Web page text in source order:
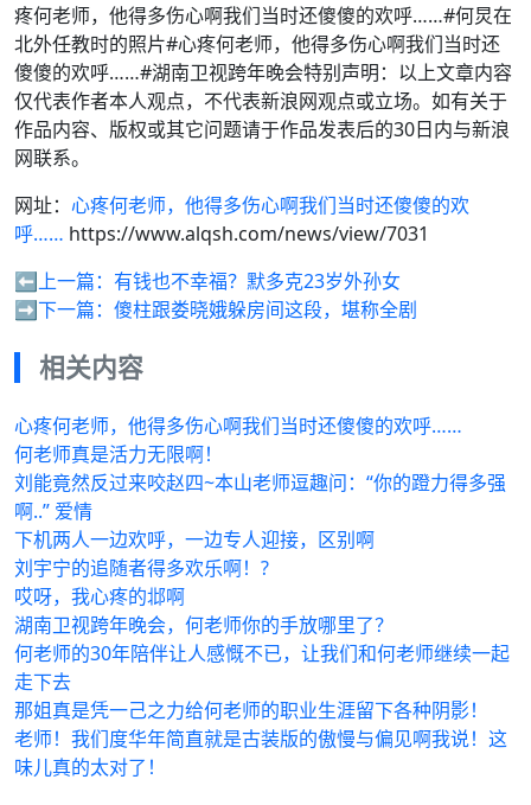
疼何老师，他得多伤心啊我们当时还傻傻的欢呼……#何炅在
北外任教时的照片#心疼何老师，他得多伤心啊我们当时还
傻傻的欢呼……#湖南卫视跨年晚会特别声明：以上文章内容
仅代表作者本人观点，不代表新浪网观点或立场。如有关于
作品内容、版权或其它问题请于作品发表后的30日内与新浪
网联系。
网址： 心疼何老师，他得多伤心啊我们当时还傻傻的欢
呼…… https://www.alqsh.com/news/view/7031
⬅️上一篇： 有钱也不幸福？默多克23岁外孙女
➡️下一篇： 傻柱跟娄晓娥躲房间这段，堪称全剧
相关内容
心疼何老师，他得多伤心啊我们当时还傻傻的欢呼……
何老师真是活力无限啊！
刘能竟然反过来咬赵四~本山老师逗趣问：“你的蹬力得多强
啊..” 爱情
下机两人一边欢呼，一边专人迎接，区别啊
刘宇宁的追随者得多欢乐啊！?
哎呀，我心疼的邶啊
湖南卫视跨年晚会，何老师你的手放哪里了？
何老师的30年陪伴让人感慨不已，让我们和何老师继续一起
走下去
那姐真是凭一己之力给何老师的职业生涯留下各种阴影！
老师！我们度华年简直就是古装版的傲慢与偏见啊我说！这
味儿真的太对了！